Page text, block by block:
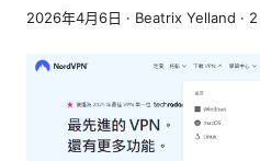
2026年4月6日 · Beatrix Yelland · 2